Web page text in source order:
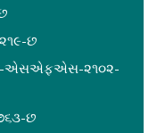
છ
એસએફએસ-૨૧૦૨-
છ